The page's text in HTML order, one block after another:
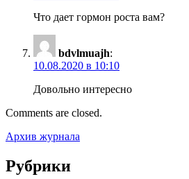
Что дает гормон роста вам?
bdvlmuajh:
10.08.2020 в 10:10
Довольно интересно
Comments are closed.
Архив журнала
Рубрики